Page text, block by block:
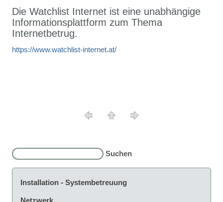
Die Watchlist Internet ist eine unabhängige
Informationsplattform zum Thema
Internetbetrug.
https://www.watchlist-internet.at/
Installation - Systembetreuung
Netzwerk